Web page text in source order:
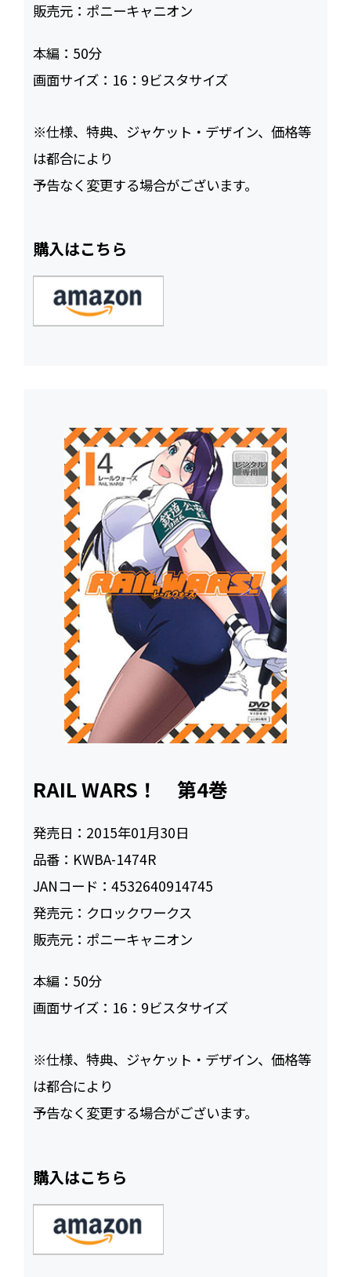
販売元： ポニーキャニオン
本編： 50
画面サイズ： 16：9ビスタサイズ
※仕様、特典、ジャケット・デザイン、価格等
は都合により
予告なく変更する場合がございます。
購入はこちら
RAIL WARS！ 第4巻
発売日： 2015年01月30日
品番： KWBA-1474R
JANコード：4532640914745
発売元： クロックワークス
販売元： ポニーキャニオン
本編： 50
画面サイズ： 16：9ビスタサイズ
※仕様、特典、ジャケット・デザイン、価格等
は都合により
予告なく変更する場合がございます。
購入はこちら